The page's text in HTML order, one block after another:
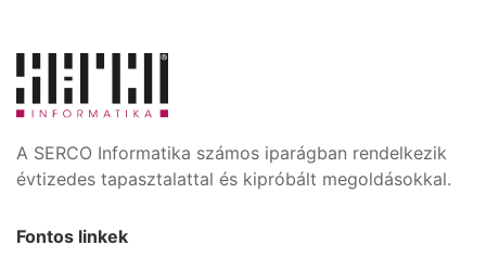
A SERCO Informatika számos iparágban rendelkezik
évtizedes tapasztalattal és kipróbált megoldásokkal.
Fontos linkek